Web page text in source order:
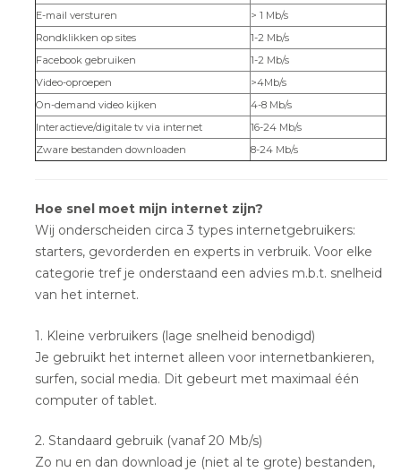
E-mail versturen
> 1 Mb/s
Rondklikken op sites
1-2 Mb/s
Facebook gebruiken
1-2 Mb/s
Video-oproepen
>4Mb/s
On-demand video kijken
4-8 Mb/s
Interactieve/digitale tv via internet
16-24 Mb/s
Zware bestanden downloaden
8-24 Mb/s
Hoe snel moet mijn internet zijn?
Wij onderscheiden circa 3 types internetgebruikers:
starters, gevorderden en experts in verbruik. Voor elke
categorie tref je onderstaand een advies m.b.t. snelheid
van het internet.
1. Kleine verbruikers (lage snelheid benodigd)
Je gebruikt het internet alleen voor internetbankieren,
surfen, social media. Dit gebeurt met maximaal één
computer of tablet.
2. Standaard gebruik (vanaf 20 Mb/s)
Zo nu en dan download je (niet al te grote) bestanden,